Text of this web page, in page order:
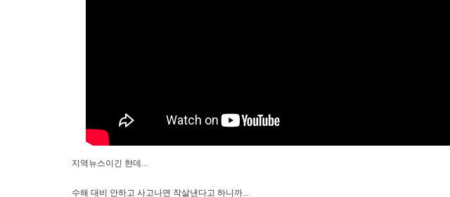
지역뉴스이긴 한데...
수해 대비 안하고 사고나면 작살낸다고 하니까...